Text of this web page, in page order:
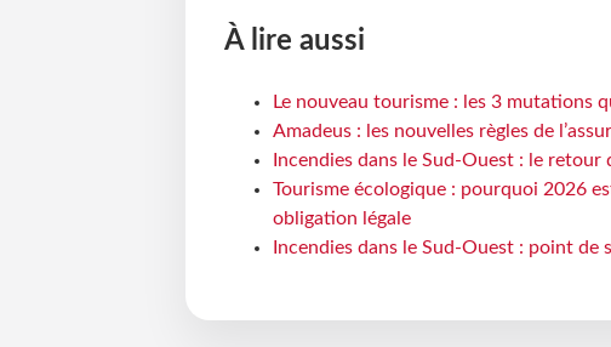
À lire aussi
Le nouveau tourisme : les 3 mutations
Amadeus : les nouvelles règles de
Incendies dans le Sud-Ouest : le retour
Tourisme écologique : pourquoi 2026
obligation légale
Incendies dans le Sud-Ouest : point